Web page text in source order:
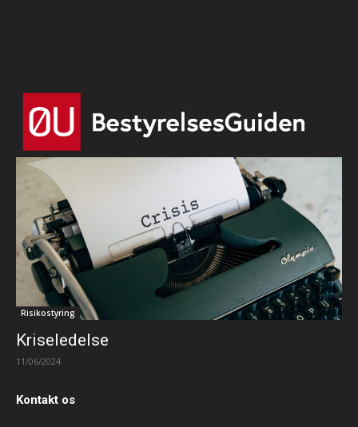
Risikostyring
Kriseledelse
11/06/2024
Kontakt os